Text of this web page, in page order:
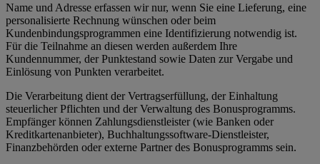
Name und Adresse erfassen wir nur, wenn Sie eine Lieferung, eine
personalisierte Rechnung wünschen oder beim
Kundenbindungsprogrammen eine Identifizierung notwendig ist.
Für die Teilnahme an diesen werden außerdem Ihre
Kundennummer, der Punktestand sowie Daten zur Vergabe und
Einlösung von Punkten verarbeitet.
Die Verarbeitung dient der Vertragserfüllung, der Einhaltung
steuerlicher Pflichten und der Verwaltung des Bonusprogramms.
Empfänger können Zahlungsdienstleister (wie Banken oder
Kreditkartenanbieter), Buchhaltungssoftware-Dienstleister,
Finanzbehörden oder externe Partner des Bonusprogramms sein.